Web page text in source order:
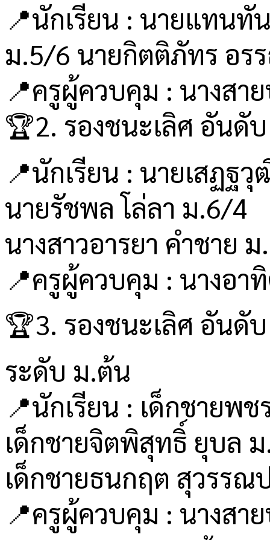
📍นักเรียน : นายแทน
ม.5/6 นายกิตติภัทร อร
📍ครูผู้ควบคุม : นางสา
🏆2. รองชนะเลิศ อันดั
📍นักเรียน : นายเสฏฐ
นายรัชพล โล่ลา ม.6/4
นางสาวอารยา คำชาย
📍ครูผู้ควบคุม : นางอา
🏆3. รองชนะเลิศ อันดั
ระดับ ม.ต้น
📍นักเรียน : เด็กชายพ
เด็กชายจิตพิสุทธิ์ ยุบล
เด็กชายธนกฤต สุวรรณ
📍ครูผู้ควบคุม : นางส